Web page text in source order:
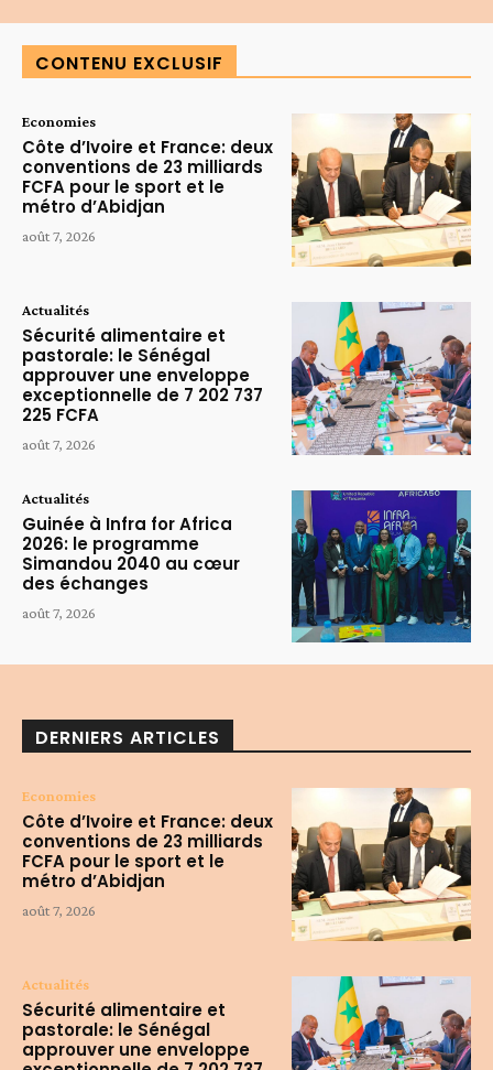
CONTENU EXCLUSIF
Economies
Côte d’Ivoire et France: deux
conventions de 23 milliards
FCFA pour le sport et le
métro d’Abidjan
août 7, 2026
Actualités
Sécurité alimentaire et
pastorale: le Sénégal
approuver une enveloppe
exceptionnelle de 7 202 737
225 FCFA
août 7, 2026
Actualités
Guinée à Infra for Africa
2026: le programme
Simandou 2040 au cœur
des échanges
août 7, 2026
DERNIERS ARTICLES
Economies
Côte d’Ivoire et France: deux
conventions de 23 milliards
FCFA pour le sport et le
métro d’Abidjan
août 7, 2026
Actualités
Sécurité alimentaire et
pastorale: le Sénégal
approuver une enveloppe